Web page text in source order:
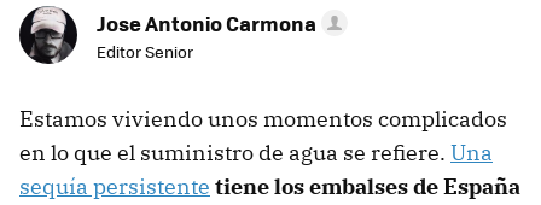
Jose Antonio Carmona
Editor Senior
Estamos viviendo unos momentos complicados
en lo que el suministro de agua se refiere. Una
sequía persistente tiene los embalses de España